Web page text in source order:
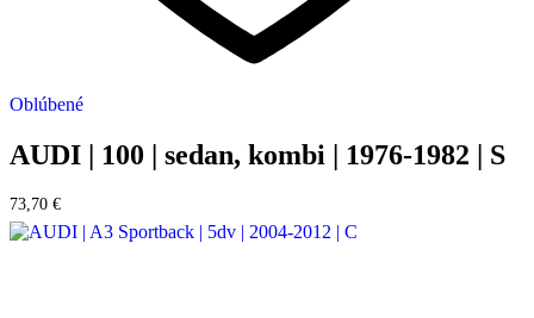
Oblúbené
AUDI | 100 | sedan, kombi | 1976-1982 | S
73,70 €